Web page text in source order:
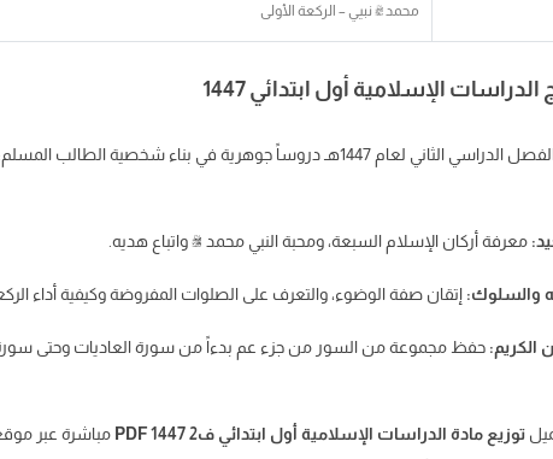
محمد ﷺ نبيي – الركعة الأولى
الإسلامية أول ابتدائي 1447
1447هـ دروساً جوهرية في بناء شخصية الطالب المسلم:
معرفة أركان الإسلام السبعة، ومحبة النبي محمد ﷺ واتباع هديه.
والسلوك: إتقان صفة الوضوء، والتعرف على الصلوات المفروضة وكيفية أداء
الكريم: حفظ مجموعة من السور من جزء عم بدءاً من سورة العاديات وحتى
توزيع مادة الدراسات الإسلامية أول ابتدائي ف2 1447 PDF
مباشرة عبر